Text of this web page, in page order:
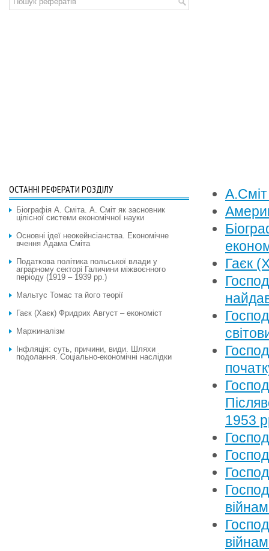
А.Сміт
Гаєк
1953
ОСТАННІ РЕФЕРАТИ РОЗДІЛУ
Біографія А. Сміта. А. Сміт як засновник
цілісної системи економічної науки
Основні ідеї неокейнсіанства. Економічне
вчення Адама Сміта
Податкова політика польської влади у
аграрному секторі Галичини міжвоєнного
періоду (1919 – 1939 рр.)
Мальтус Томас та його теорії
Гаєк (Хаєк) Фридрих Август – економіст
Маржиналізм
Інфляція: суть, причини, види. Шляхи
подолання. Соціально-економічні наслідки